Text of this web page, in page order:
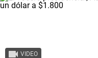
VIDEO